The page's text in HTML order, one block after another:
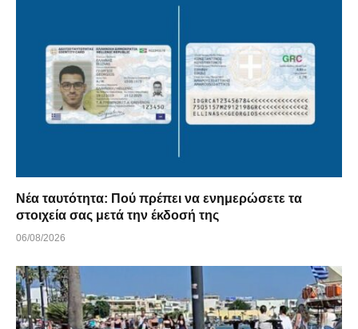
Νέα ταυτότητα: Πού πρέπει να ενημερώσετε τα
στοιχεία σας μετά την έκδοσή της
06/08/2026